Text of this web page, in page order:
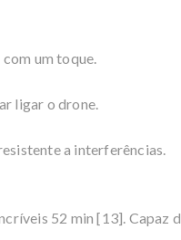
um toque.
ligar o drone.
a interferências.
52 min [13]. Capaz